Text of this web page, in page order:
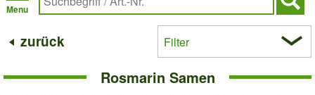
Menu
zurück Filter
Rosmarin Samen